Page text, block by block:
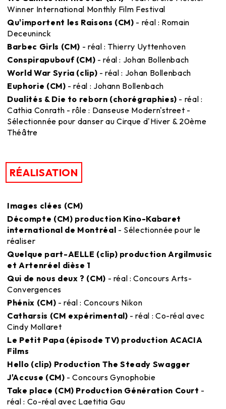
Winner International Monthly Film Festival
Qu'importent les Raisons (CM) - réal : Romain
Deceuninck
Barbec Girls (CM) - réal : Thierry Uyttenhoven
Conspirapubouf (CM) - réal : Johan Bollenbach
World War Syria (clip) - réal : Johan Bollenbach
Euphorie (CM) - réal : Johann Bollenbach
Dualités & Die to reborn (chorégraphies) - réal :
Cathia Conrath - rôle : Danseuse Modern'street -
Sélectionnée pour danser au Cirque d'Hiver & 20ème
Théâtre
RÉALISATION
Images clées (CM)
Décompte (CM) production Kino-Kabaret
international de Montréal - Sélectionnée pour le
réaliser
Quelque part-AELLE (clip) production Argilmusic
et Artenréel dièse 1
Qui de nous deux ? (CM) - réal : Concours Arts-
Convergences
Phénix (CM) - réal : Concours Nikon
Catharsis (CM expérimental) - réal : Co-réal avec
Cindy Mollaret
Le Petit Papa (épisode TV) production ACACIA
Films
Hello (clip) Production The Steady Swagger
J'Accuse (CM) - Concours Gynophobie
Take place (CM) Production Génération Court -
réal : Co-réal avec Laetitia Gau